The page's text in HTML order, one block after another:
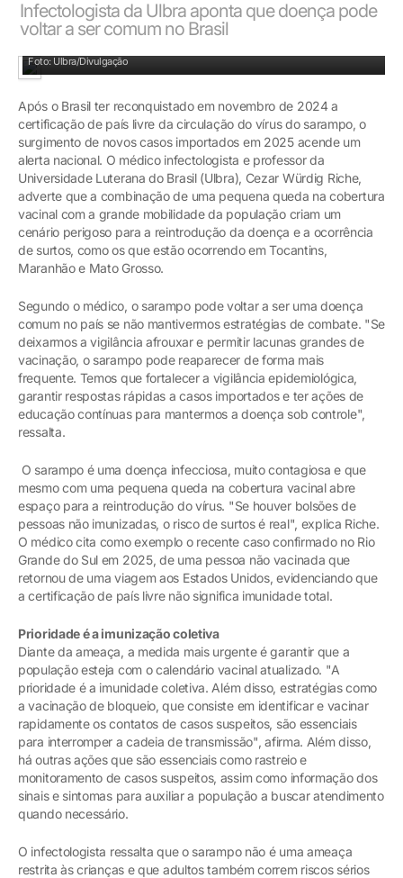
Infectologista da Ulbra aponta que doença pode
voltar a ser comum no Brasil
Foto: Ulbra/Divulgação
Após o Brasil ter reconquistado em novembro de 2024 a
certificação de país livre da circulação do vírus do sarampo, o
surgimento de novos casos importados em 2025 acende um
alerta nacional. O médico infectologista e professor da
Universidade Luterana do Brasil (Ulbra), Cezar Würdig Riche,
adverte que a combinação de uma pequena queda na cobertura
vacinal com a grande mobilidade da população criam um
cenário perigoso para a reintrodução da doença e a ocorrência
de surtos, como os que estão ocorrendo em Tocantins,
Maranhão e Mato Grosso.
Segundo o médico, o sarampo pode voltar a ser uma doença
comum no país se não mantivermos estratégias de combate. "Se
deixarmos a vigilância afrouxar e permitir lacunas grandes de
vacinação, o sarampo pode reaparecer de forma mais
frequente. Temos que fortalecer a vigilância epidemiológica,
garantir respostas rápidas a casos importados e ter ações de
educação contínuas para mantermos a doença sob controle",
ressalta.
O sarampo é uma doença infecciosa, muito contagiosa e que
mesmo com uma pequena queda na cobertura vacinal abre
espaço para a reintrodução do vírus. "Se houver bolsões de
pessoas não imunizadas, o risco de surtos é real", explica Riche.
O médico cita como exemplo o recente caso confirmado no Rio
Grande do Sul em 2025, de uma pessoa não vacinada que
retornou de uma viagem aos Estados Unidos, evidenciando que
a certificação de país livre não significa imunidade total.
Prioridade é a imunização coletiva
Diante da ameaça, a medida mais urgente é garantir que a
população esteja com o calendário vacinal atualizado. "A
prioridade é a imunidade coletiva. Além disso, estratégias como
a vacinação de bloqueio, que consiste em identificar e vacinar
rapidamente os contatos de casos suspeitos, são essenciais
para interromper a cadeia de transmissão", afirma. Além disso,
há outras ações que são essenciais como rastreio e
monitoramento de casos suspeitos, assim como informação dos
sinais e sintomas para auxiliar a população a buscar atendimento
quando necessário.
O infectologista ressalta que o sarampo não é uma ameaça
restrita às crianças e que adultos também correm riscos sérios